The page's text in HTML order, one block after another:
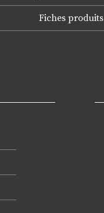
Fiches produits